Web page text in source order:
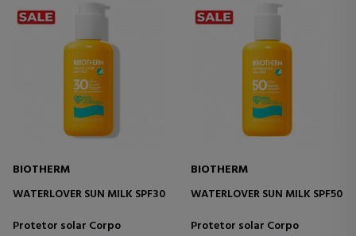
BIOTHERM
WATERLOVER SUN MILK SPF30
Protetor solar Corpo
BIOTHERM
WATERLOVER SUN MILK SPF50
Protetor solar Corpo